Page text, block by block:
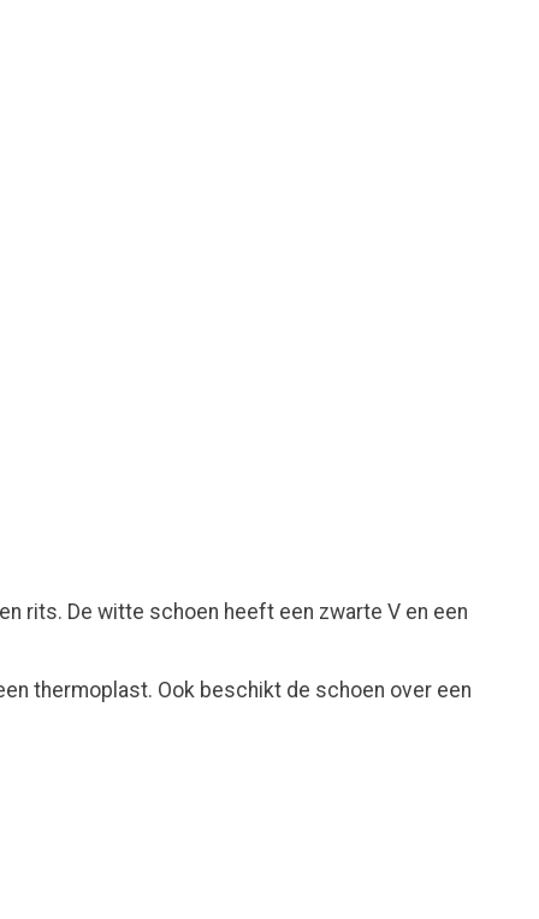
rits. De witte schoen heeft een zwarte V en een
thermoplast. Ook beschikt de schoen over een